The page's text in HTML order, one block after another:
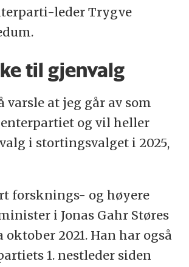
leder Trygve
til gjenvalg
varsle at jeg går av som
og vil heller
i stortingsvalget i 2025,
forsknings- og høyere
i Jonas Gahr Støres
2021. Han har også
1. nestleder siden